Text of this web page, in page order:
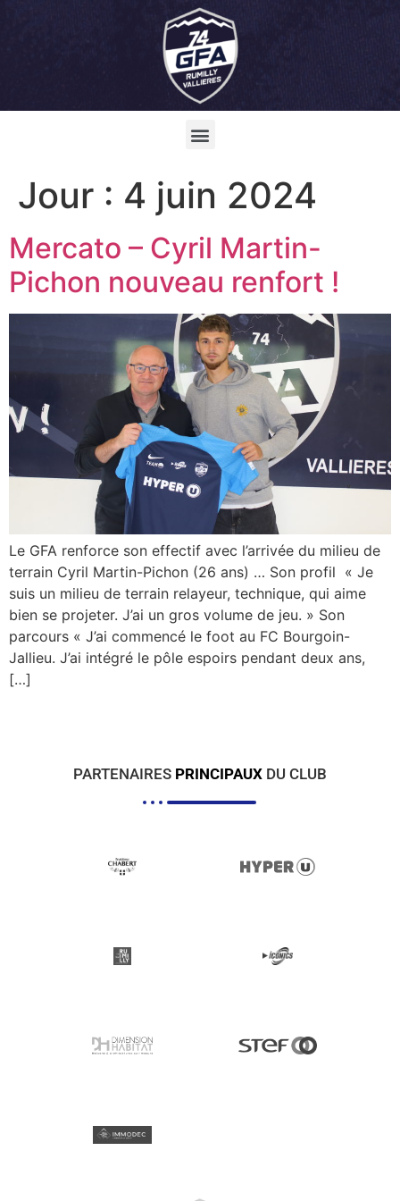
Jour : 4 juin 2024
Mercato – Cyril Martin-
Pichon nouveau renfort !
Le GFA renforce son effectif avec l’arrivée du milieu de
terrain Cyril Martin-Pichon (26 ans) … Son profil « Je
suis un milieu de terrain relayeur, technique, qui aime
bien se projeter. J’ai un gros volume de jeu. » Son
parcours « J’ai commencé le foot au FC Bourgoin-
Jallieu. J’ai intégré le pôle espoirs pendant deux ans,
[…]
PARTENAIRES PRINCIPAUX DU CLUB